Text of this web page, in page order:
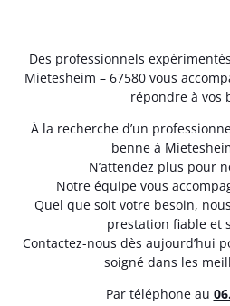
Des professionnels
Mietesheim – 67580 vous
répondre à vos
À la recherche d’un
benne à
N’attendez plus pour
Notre équipe vous
Quel que soit votre besoin,
prestation fiable et
Contactez-nous dès aujourd’hui
soigné dans les
Par téléphone au